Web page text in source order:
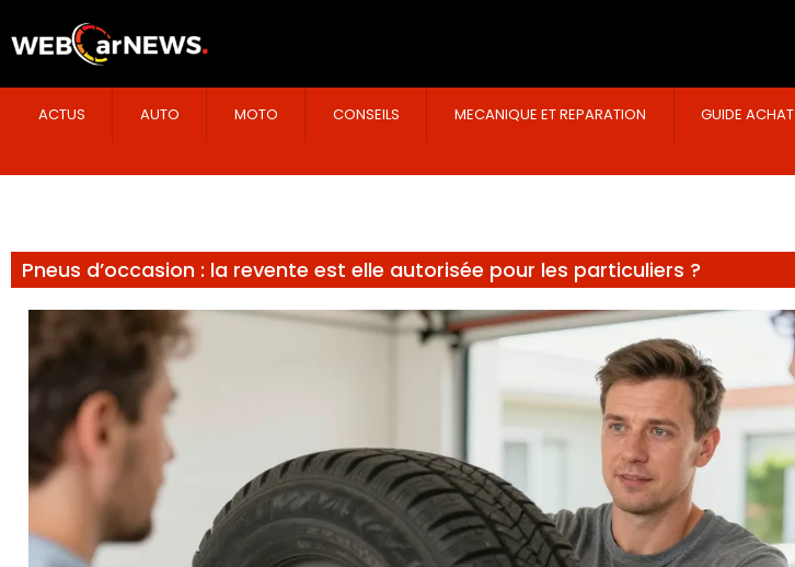
ACTUS AUTO MOTO CONSEILS MECANIQUE ET REPARATION GUIDE ACHAT
Pneus d’occasion : la revente est elle autorisée pour les particuliers ?